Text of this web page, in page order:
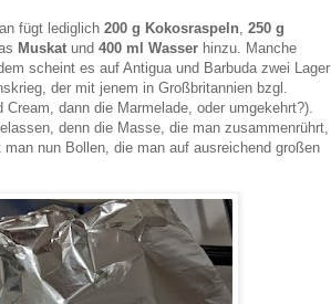
fügt lediglich 200 g Kokosraspeln, 250 g
Muskat und 400 ml Wasser hinzu. Manche
scheint es auf Antigua und Barbuda zwei Lager
der mit jenem in Großbritannien bzgl.
dann die Marmelade, oder umgekehrt?).
denn die Masse, die man zusammenrührt,
nun Bollen, die man auf ausreichend großen